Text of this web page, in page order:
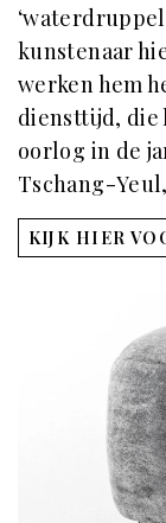
kunstenaar
werken hem
diensttijd, die
oorlog in de
Tschang-Yeul,
KIJK HIER